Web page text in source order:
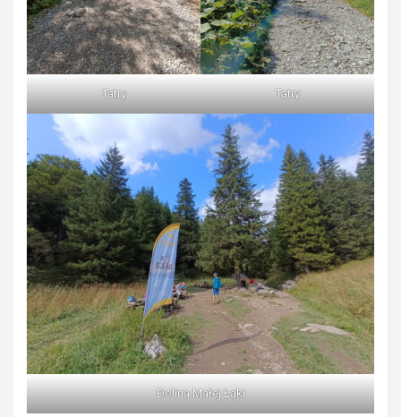
Tatry Tatry
Dolina Małej Łąki